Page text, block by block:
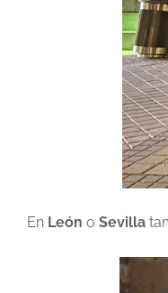
En León o Sevilla